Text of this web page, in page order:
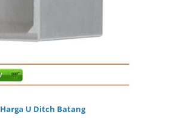
Harga U Ditch Batang